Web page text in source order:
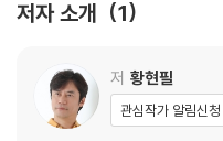
09 일본은 우리에게 얼마나 나빴
10 일본의 수탈 DNA를 아는가?
저자 소개 1
저 황현필
관심작가 알림신청